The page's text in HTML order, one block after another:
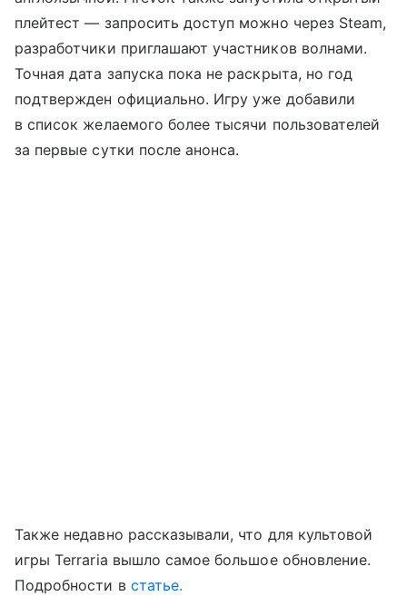
плейтест — запросить доступ можно через Steam,
разработчики приглашают участников волнами.
Точная дата запуска пока не раскрыта, но год
подтвержден официально. Игру уже добавили
в список желаемого более тысячи пользователей
за первые сутки после анонса.
Также недавно рассказывали, что для культовой
игры Terraria вышло самое большое обновление.
Подробности в статье.